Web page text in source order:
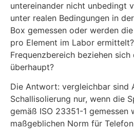
untereinander nicht unbedingt
unter realen Bedingungen in
Box gemessen oder werden
pro Element im Labor
Frequenzbereich beziehen
überhaupt?
Die Antwort: vergleichbar sind
Schallisolierung nur, wenn die
gemäß ISO 23351-1 gemessen
maßgeblichen Norm für